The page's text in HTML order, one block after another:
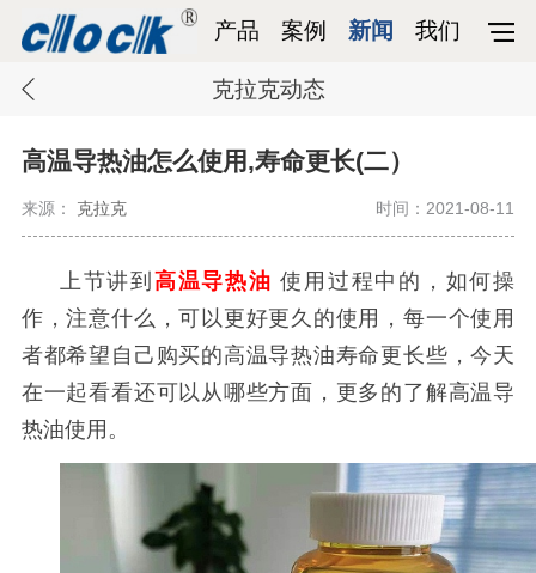
产品 案例 新闻 我们
克拉克动态
高温导热油怎么使用,寿命更长(二）
来源： 克拉克 时间：2021-08-11
上节讲到 高温导热油 使用过程中的，如何操
作，注意什么，可以更好更久的使用，每一个使用
者都希望自己购买的高温导热油寿命更长些，今天
在一起看看还可以从哪些方面，更多的了解高温导
热油使用。